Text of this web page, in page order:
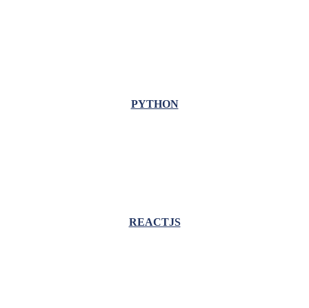
PYTHON
REACTJS